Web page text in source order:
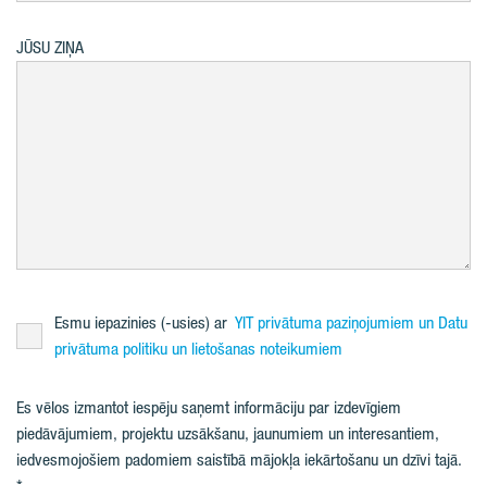
JŪSU ZIŅA
Esmu iepazinies (-usies) ar YIT privātuma paziņojumiem un Datu
privātuma politiku un lietošanas noteikumiem
Es vēlos izmantot iespēju saņemt informāciju par izdevīgiem
piedāvājumiem, projektu uzsākšanu, jaunumiem un interesantiem,
iedvesmojošiem padomiem saistībā mājokļa iekārtošanu un dzīvi tajā.